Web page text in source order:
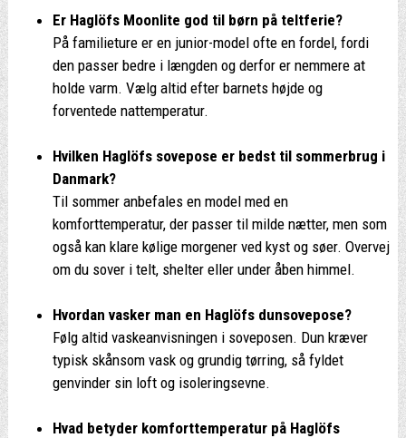
Er Haglöfs Moonlite god til børn på teltferie?
På familieture er en junior-model ofte en fordel, fordi
den passer bedre i længden og derfor er nemmere at
holde varm. Vælg altid efter barnets højde og
forventede nattemperatur.
Hvilken Haglöfs sovepose er bedst til sommerbrug i
Danmark?
Til sommer anbefales en model med en
komforttemperatur, der passer til milde nætter, men som
også kan klare kølige morgener ved kyst og søer. Overvej
om du sover i telt, shelter eller under åben himmel.
Hvordan vasker man en Haglöfs dunsovepose?
Følg altid vaskeanvisningen i soveposen. Dun kræver
typisk skånsom vask og grundig tørring, så fyldet
genvinder sin loft og isoleringsevne.
Hvad betyder komforttemperatur på Haglöfs